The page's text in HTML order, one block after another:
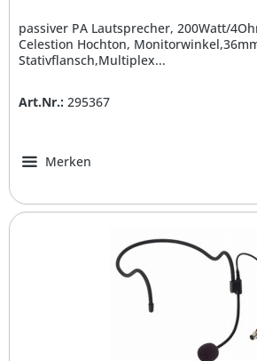
passiver PA Lautsprecher, 200Watt/
Celestion Hochton,
Stativflansch,Multiplex...
Art.Nr.: 295367
Merken